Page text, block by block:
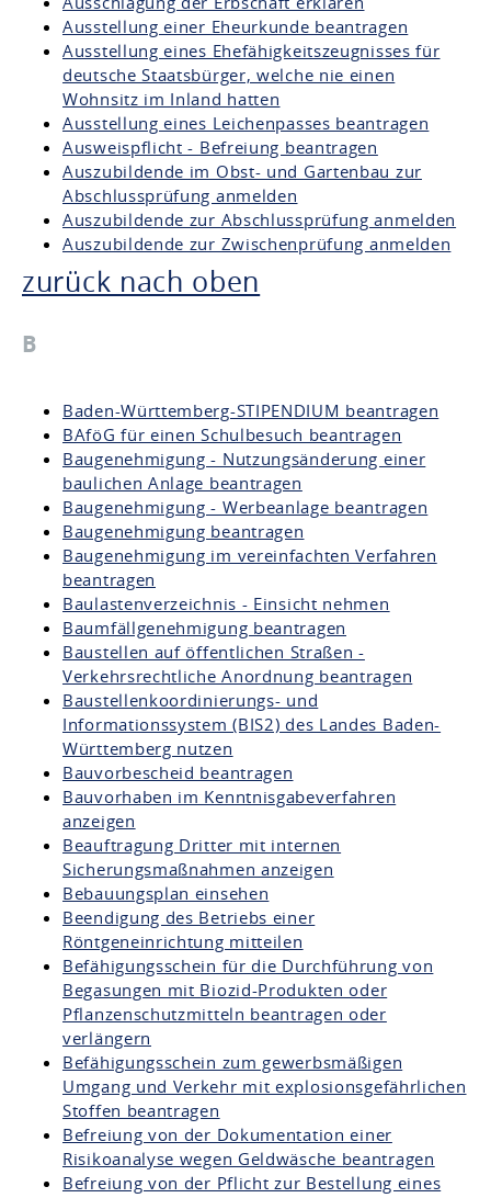
Ausstellung einer Eheurkunde beantragen
Ausstellung eines Ehefähigkeitszeugnisses für
deutsche Staatsbürger, welche nie einen
Wohnsitz im Inland hatten
Ausstellung eines Leichenpasses beantragen
Ausweispflicht - Befreiung beantragen
Auszubildende im Obst- und Gartenbau zur
Abschlussprüfung anmelden
Auszubildende zur Abschlussprüfung anmelden
Auszubildende zur Zwischenprüfung anmelden
zurück nach oben
B
Baden-Württemberg-STIPENDIUM beantragen
BAföG für einen Schulbesuch beantragen
Baugenehmigung - Nutzungsänderung einer
baulichen Anlage beantragen
Baugenehmigung - Werbeanlage beantragen
Baugenehmigung beantragen
Baugenehmigung im vereinfachten Verfahren
beantragen
Baulastenverzeichnis - Einsicht nehmen
Baumfällgenehmigung beantragen
Baustellen auf öffentlichen Straßen -
Verkehrsrechtliche Anordnung beantragen
Baustellenkoordinierungs- und
Informationssystem (BIS2) des Landes Baden-
Württemberg nutzen
Bauvorbescheid beantragen
Bauvorhaben im Kenntnisgabeverfahren
anzeigen
Beauftragung Dritter mit internen
Sicherungsmaßnahmen anzeigen
Bebauungsplan einsehen
Beendigung des Betriebs einer
Röntgeneinrichtung mitteilen
Befähigungsschein für die Durchführung von
Begasungen mit Biozid-Produkten oder
Pflanzenschutzmitteln beantragen oder
verlängern
Befähigungsschein zum gewerbsmäßigen
Umgang und Verkehr mit explosionsgefährlichen
Stoffen beantragen
Befreiung von der Dokumentation einer
Risikoanalyse wegen Geldwäsche beantragen
Befreiung von der Pflicht zur Bestellung eines